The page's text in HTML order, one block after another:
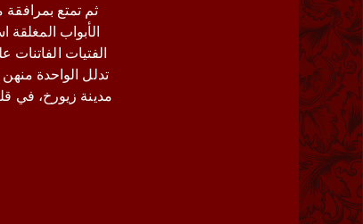
ثم تمتع
الأبواب
تدلل الواحدة